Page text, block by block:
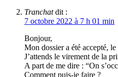
Tranchat dit :
7 octobre 2022 à 7 h 01 min
Bonjour,
Mon dossier a été accepté,
J’attends le virement de la
A part de me dire : “On
Comment puis-je faire ?